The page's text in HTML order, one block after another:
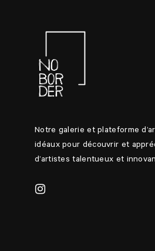
Notre galerie et plateforme
idéaux pour découvrir et
d’artistes talentueux et